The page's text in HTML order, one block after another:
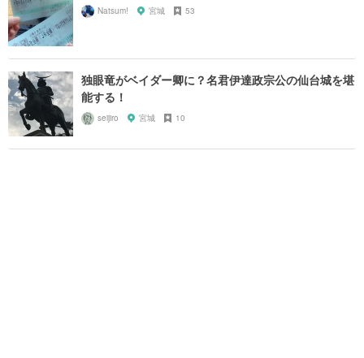
Natsum! 宮城 53
独眼竜がベイダー卿に？名君伊達政宗公の仙台城を堪
能する！
seijiro 宮城 10